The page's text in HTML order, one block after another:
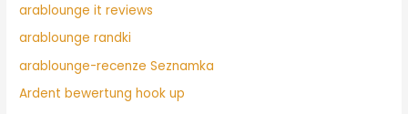
arablounge it reviews
arablounge randki
arablounge-recenze Seznamka
Ardent bewertung hook up